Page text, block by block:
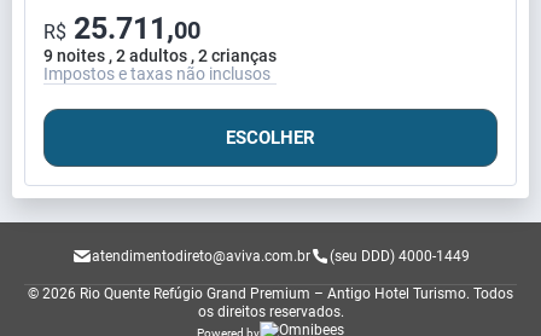
9 noites , 2 adultos , 2 crianças
R$ 25.711,00
Impostos e taxas não inclusos
ESCOLHER
atendimentodireto@aviva.com.br (seu DDD) 4000-1449
© 2026 Rio Quente Refúgio Grand Premium – Antigo Hotel Turismo. Todos
os direitos reservados.
Powered by